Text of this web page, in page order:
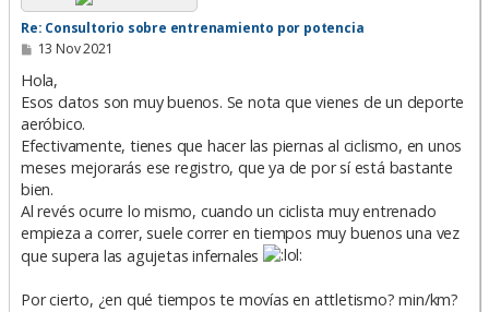
Re: Consultorio sobre entrenamiento por potencia
M
n
a
j
e
13 Nov 2021
Hola,
Esos datos son muy buenos. Se nota que vienes de un deporte
aeróbico.
Efectivamente, tienes que hacer las piernas al ciclismo, en unos
meses mejorarás ese registro, que ya de por sí está bastante
bien.
Al revés ocurre lo mismo, cuando un ciclista muy entrenado
empieza a correr, suele correr en tiempos muy buenos una vez
que supera las agujetas infernales
Por cierto, ¿en qué tiempos te movías en attletismo? min/km?